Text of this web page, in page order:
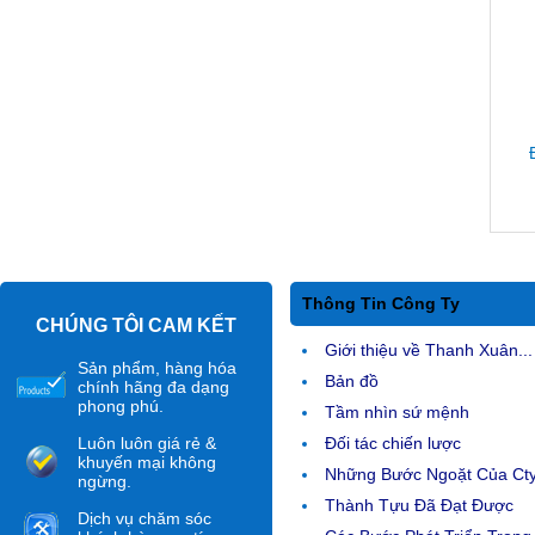
CHÚNG TÔI CAM KẾT
Sản phẩm, hàng hóa
chính hãng đa dạng
phong phú.
Luôn luôn giá rẻ &
khuyến mại không
ngừng.
Dịch vụ chăm sóc
Thông Tin Công Ty
Giới thiệu về Thanh Xuân...
Bản đồ
Tầm nhìn sứ mệnh
Đối tác chiến lược
Những Bước Ngoặt Của
Thành Tựu Đã Đạt Được